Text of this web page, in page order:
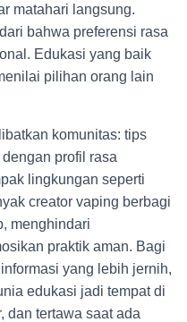
matahari langsung.
bahwa preferensi rasa
Edukasi yang baik
pilihan orang lain
komunitas: tips
profil rasa
lingkungan seperti
creator vaping berbagi
menghindari
praktik aman. Bagi
yang lebih jernih,
edukasi jadi tempat di
dan tertawa saat ada